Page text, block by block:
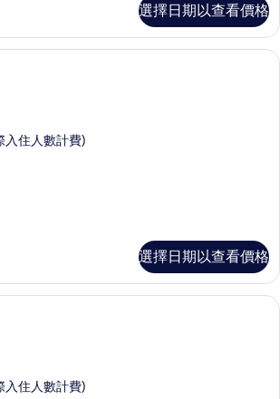
選擇日期以查看價格
安達仕雙床房 | 高級寢具、客房內保
入住人數計費)
選擇日期以查看價格
安達仕大客房 | 高級寢具、客房內保
入住人數計費)